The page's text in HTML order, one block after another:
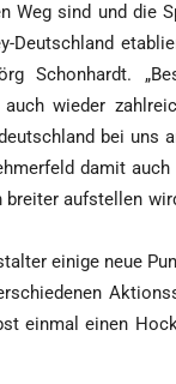
Weg sind und die
Deutsch­land
Schon­hardt.
wie­der
bei uns
damit
auf­stel­len
eini­ge neue
ein­mal einen